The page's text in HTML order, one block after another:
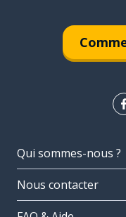
Qui sommes-nous ?
Nous contacter